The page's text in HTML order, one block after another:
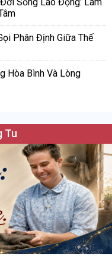
Phân Định Giữa Thế
Hòa Bình Và Lòng
Tu